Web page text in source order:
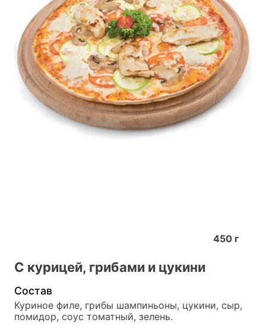
450 г
С курицей, грибами и цукини
Состав
Куриное филе, грибы шампиньоны, цукини, сыр,
помидор, соус томатный, зелень.